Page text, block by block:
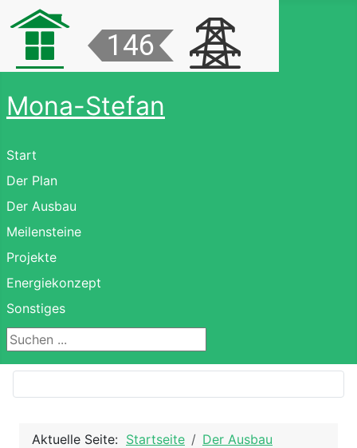
Mona-Stefan
Start
Der Plan
Der Ausbau
Meilensteine
Projekte
Energiekonzept
Sonstiges
Suchen ...
Aktuelle Seite: Startseite
Der Ausbau